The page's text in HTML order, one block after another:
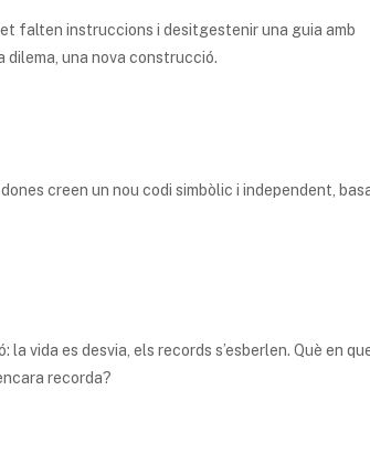
falten instruccions i desitgestenir una guia amb
dilema, una nova construcció.
creen un nou codi simbòlic i independent,
vida es desvia, els records s’esberlen. Què en
recorda?